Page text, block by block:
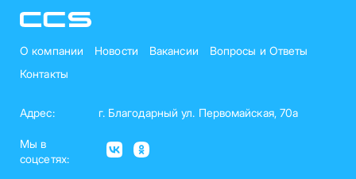
О компании Новости Вакансии
Вопросы и Ответы
Контакты
Адрес: г. Благодарный ул. Первомайская, 70а
Мы в
соцсетях: